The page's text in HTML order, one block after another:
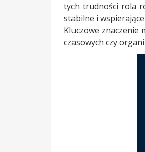
tych trudności rola
stabilne i
Kluczowe
czasowych czy